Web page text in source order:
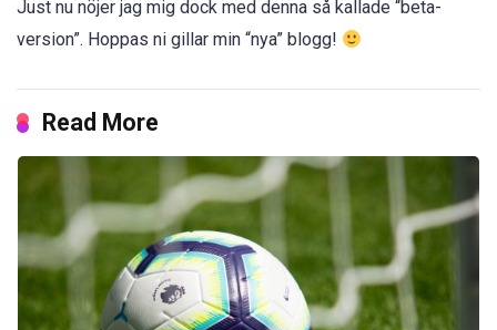
Just nu nöjer jag mig dock med denna så kallade “beta-
version”. Hoppas ni gillar min “nya” blogg!
Read More